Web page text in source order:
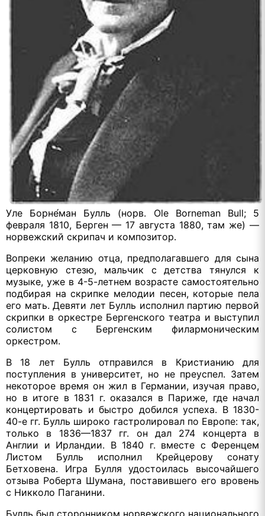
Уле Борне́ман Булль (норв. Ole Borneman Bull; 5
февраля 1810, Берген — 17 августа 1880, там же) —
норвежский скрипач и композитор.
Вопреки желанию отца, предполагавшего для сына
церковную стезю, мальчик с детства тянулся к
музыке, уже в 4-5-летнем возрасте самостоятельно
подбирая на скрипке мелодии песен, которые пела
его мать. Девяти лет Булль исполнил партию первой
скрипки в оркестре Бергенского театра и выступил
солистом с Бергенским филармоническим
оркестром.
В 18 лет Булль отправился в Кристианию для
поступления в университет, но не преуспел. Затем
некоторое время он жил в Германии, изучая право,
но в итоге в 1831 г. оказался в Париже, где начал
концертировать и быстро добился успеха. В 1830-
40-е гг. Булль широко гастролировал по Европе: так,
только в 1836—1837 гг. он дал 274 концерта в
Англии и Ирландии. В 1840 г. вместе с Ференцем
Листом Булль исполнил Крейцерову сонату
Бетховена. Игра Булля удостоилась высочайшего
отзыва Роберта Шумана, поставившего его вровень
с Никколо Паганини.
Булль был сторонником норвежского национального